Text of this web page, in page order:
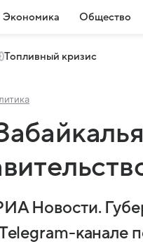
Экономика Общество
Топливный кризис
Новости.
канале